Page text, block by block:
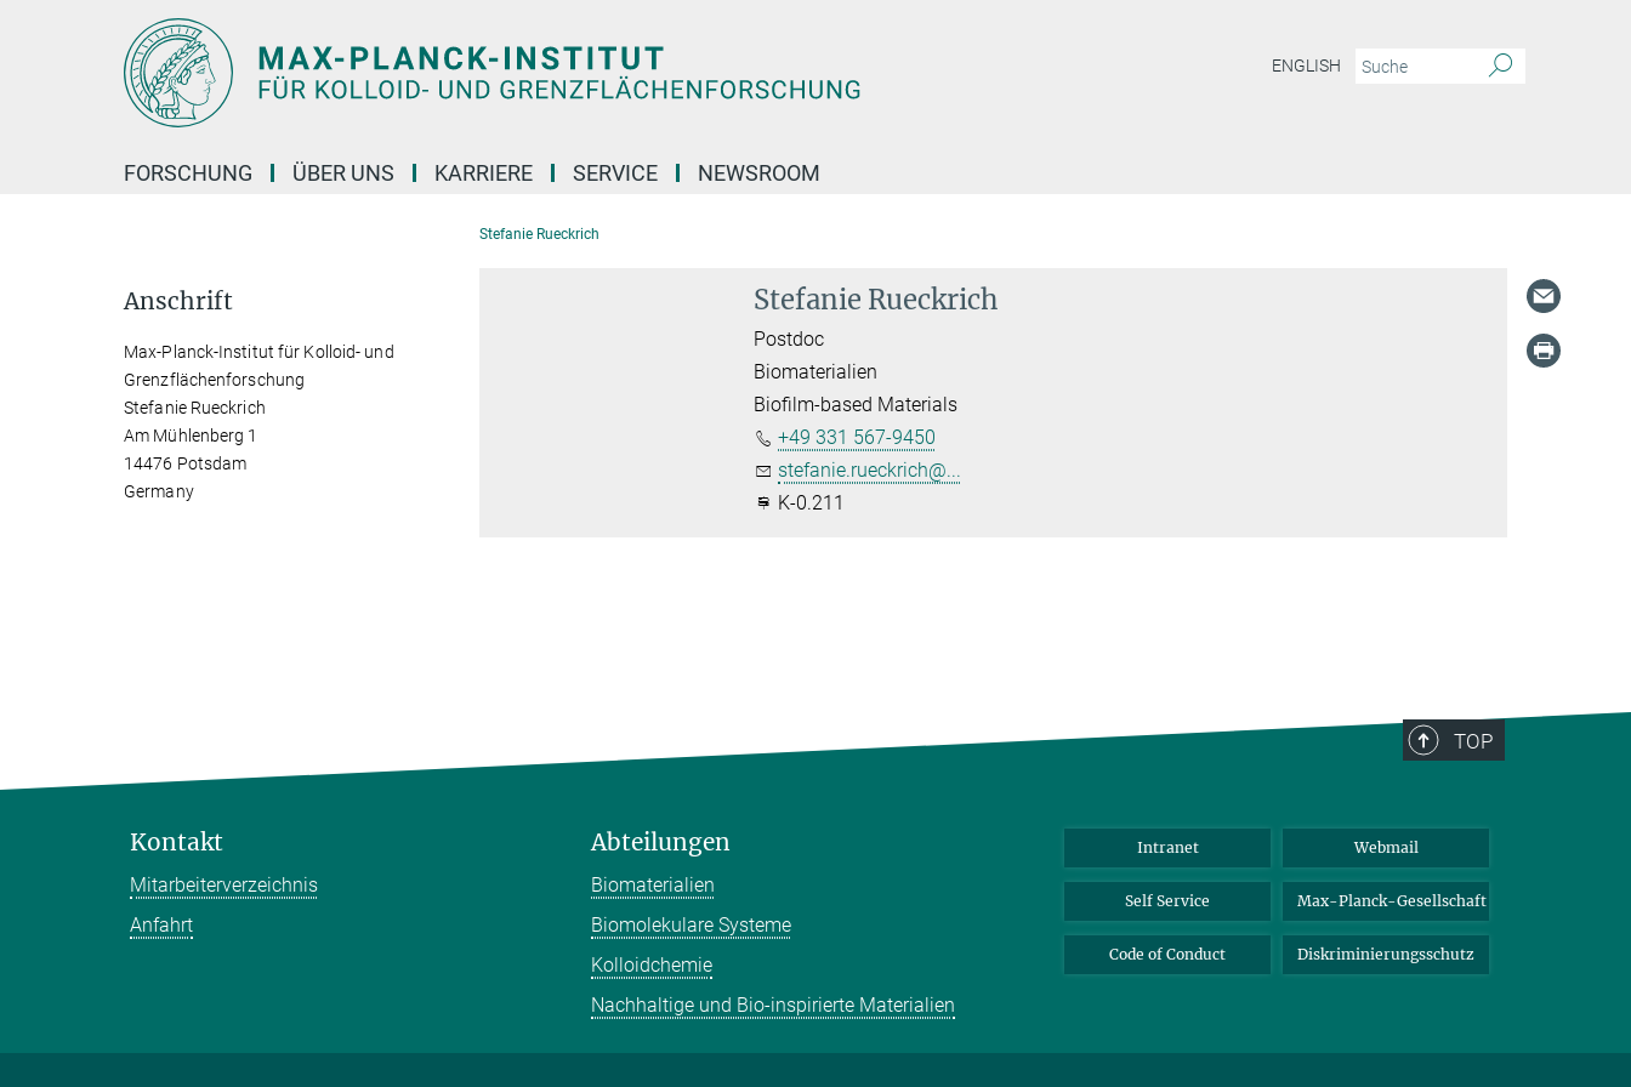
ENGLISH
FORSCHUNG ÜBER UNS KARRIERE SERVICE NEWSROOM
Stefanie Rueckrich
Stefanie Rueckrich
Postdoc
Biomaterialien
Biofilm-based Materials
+49 331 567-9450
stefanie.rueckrich@...
K-0.211
Anschrift
Max-Planck-Institut für Kolloid- und
Grenzflächenforschung
Stefanie Rueckrich
Am Mühlenberg 1
14476 Potsdam
Germany
TOP
Kontakt
Mitarbeiterverzeichnis
Anfahrt
Abteilungen
Biomaterialien
Biomolekulare Systeme
Kolloidchemie
Nachhaltige und Bio-inspirierte Materialien
Intranet Webmail
Self Service Max-Planck-Gesellschaft
Code of Conduct Diskriminierungsschutz